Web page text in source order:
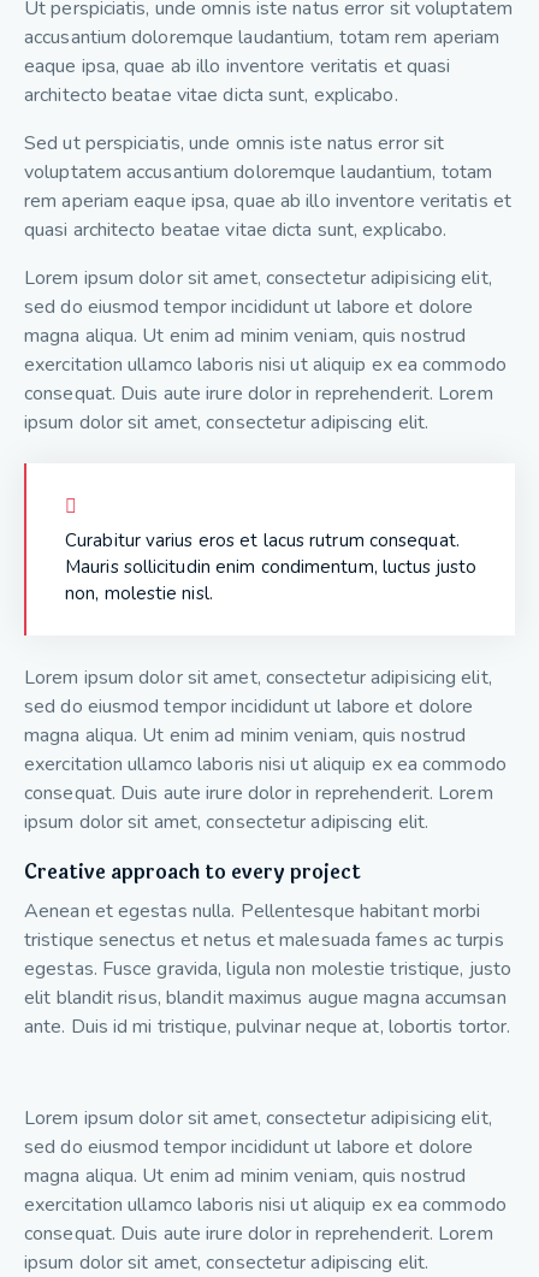
Ut perspiciatis, unde omnis iste natus error sit voluptatem
accusantium doloremque laudantium, totam rem aperiam
eaque ipsa, quae ab illo inventore veritatis et quasi
architecto beatae vitae dicta sunt, explicabo.
Sed ut perspiciatis, unde omnis iste natus error sit
voluptatem accusantium doloremque laudantium, totam
rem aperiam eaque ipsa, quae ab illo inventore veritatis et
quasi architecto beatae vitae dicta sunt, explicabo.
Lorem ipsum dolor sit amet, consectetur adipisicing elit,
sed do eiusmod tempor incididunt ut labore et dolore
magna aliqua. Ut enim ad minim veniam, quis nostrud
exercitation ullamco laboris nisi ut aliquip ex ea commodo
consequat. Duis aute irure dolor in reprehenderit. Lorem
ipsum dolor sit amet, consectetur adipiscing elit.
Curabitur varius eros et lacus rutrum consequat.
Mauris sollicitudin enim condimentum, luctus justo
non, molestie nisl.
Lorem ipsum dolor sit amet, consectetur adipisicing elit,
sed do eiusmod tempor incididunt ut labore et dolore
magna aliqua. Ut enim ad minim veniam, quis nostrud
exercitation ullamco laboris nisi ut aliquip ex ea commodo
consequat. Duis aute irure dolor in reprehenderit. Lorem
ipsum dolor sit amet, consectetur adipiscing elit.
Creative approach to every project
Aenean et egestas nulla. Pellentesque habitant morbi
tristique senectus et netus et malesuada fames ac turpis
egestas. Fusce gravida, ligula non molestie tristique, justo
elit blandit risus, blandit maximus augue magna accumsan
ante. Duis id mi tristique, pulvinar neque at, lobortis tortor.
clita
kasd
gubergren,
sea
sanctus
est
Lorem ipsum dolor sit amet, consectetur adipisicing elit,
sed do eiusmod tempor incididunt ut labore et dolore
magna aliqua. Ut enim ad minim veniam, quis nostrud
exercitation ullamco laboris nisi ut aliquip ex ea commodo
consequat. Duis aute irure dolor in reprehenderit. Lorem
ipsum dolor sit amet, consectetur adipiscing elit.